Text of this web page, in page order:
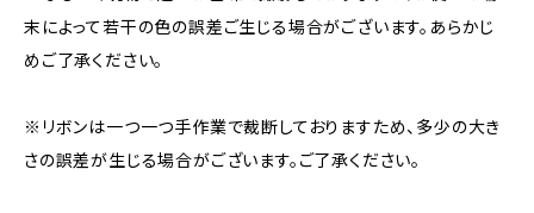
末によって若干の色の誤差ご生じる場合がございます。あらかじ
めご了承ください。
※リボンは一つ一つ手作業で裁断しておりますため、多少の大き
さの誤差が生じる場合がございます。ご了承ください。